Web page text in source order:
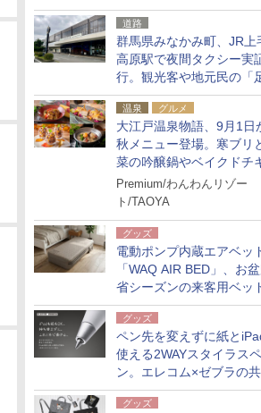
道路
群馬県みなかみ町、JR上
高原駅で夜間タクシー実
行。観光客や地元民の「
ない」課題解消へ、木金
2台体制
温泉 グルメ
大江戸温泉物語、9月1日
秋メニュー登場。寒ブリ
菜の吟醸鍋やベイクドチ
ン、ショコラ＆栗スイー
食べ放題に
Premium/わんわんリゾー
ト/TAOYA
グッズ
電動ポンプ内蔵エアベッ
「WAQ AIR BED」、お
省シーズンの来客用ベッ
も。使用後は収納バッグ
ンパクトに保管
グッズ
ペン先を変えずに紙と
使える2WAYスタイラスペ
ン。エレコム×ゼブラの共
開発
グッズ